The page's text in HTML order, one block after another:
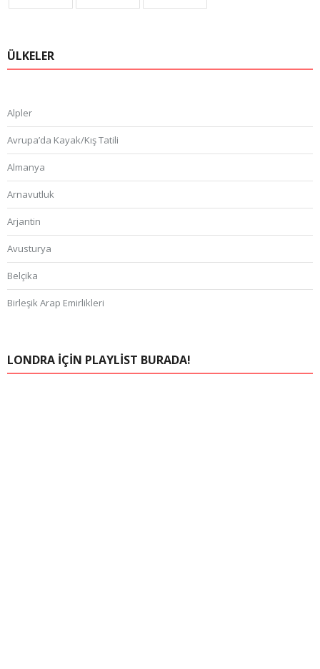
ÜLKELER
Alpler
Avrupa’da Kayak/Kış Tatili
Almanya
Arnavutluk
Arjantin
Avusturya
Belçika
Birleşik Arap Emirlikleri
Brezilya
LONDRA IÇIN PLAYLIST BURADA!